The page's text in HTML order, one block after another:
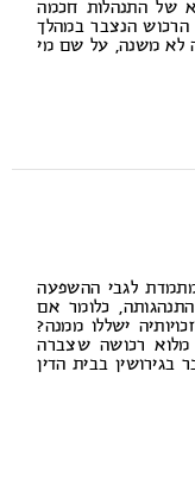
התנהלות חכמה
הנצבר במהלך
משנה, על שם מי
לגבי ההשפעה
כלומר אם
ישללו ממנה?
רכושה שצברה
בבית הדין